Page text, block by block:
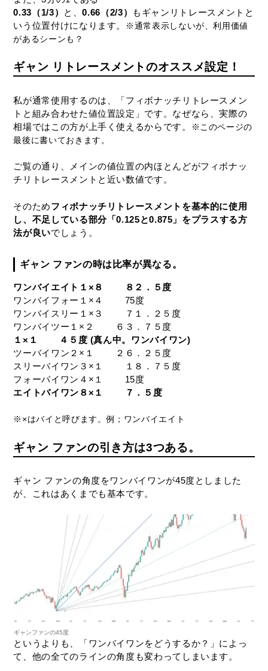
0.33（1/3）
と、0.66（2/3）
もギャンリトレースメントと
いう位置付けになります。
※通常表示しないが、利用価値
があるシーンも？
ギャン リトレースメントのオススメ設定！
私が通常使用するのは、「フィボナッチリトレースメン
トと組み合わせた値位置設定」です。なぜなら、実際の
相場ではこの方が上手く使えるからです。
※このページの
最後に書いておきます。
ご覧の通り、メインの値位置の内ほとんどがフィボナッ
チリトレースメントと近い数値です。
そのためフィボナッチリトレースメントを基本的に使用
し、不足している部分「0.125と0.875」をプラスする方
法が良いでしょう。
ギャン ファンの時は比率が異なる。
ワンバイエイト１×８ ８２．５度
ワンバイフォー１×４ 75度
ワンバイスリー１×３ ７１．２５度
ワンバイツー１×２ ６３．７５度
１×１ ４５度 (真ん中。ワンバイワン)
ツーバイワン２×１ ２６．２５度
スリーバイワン３×１ １８．７５度
フォーバイワン４×１ 15度
エイトバイワン８×１ ７．５度
※×はバイと呼びます。例；ワンバイエイト
ギャン ファンの引き方は3つある。
ギャン ファンの角度をワンバイワンが45度としました
が、これはあくまでも基本です。
ギャンファンの45度
というよりも、「ワンバイワンをどうするか？」によっ
て、他の全てのラインの角度も変わってしまいます。